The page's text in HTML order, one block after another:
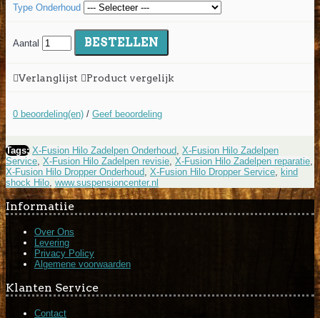
Type Onderhoud
Aantal BESTELLEN
Verlanglijst Product vergelijk
0 beoordeling(en) / Geef beoordeling
Tags: X-Fusion Hilo Zadelpen Onderhoud X-Fusion Hilo Zadelpen
Service X-Fusion Hilo Zadelpen revisie X-Fusion Hilo Zadelpen reparatie
X-Fusion Hilo Dropper Onderhoud X-Fusion Hilo Dropper Service kind
shock Hilo www.suspensioncenter.nl
Informatiie
Over Ons
Levering
Privacy Policy
Algemene voorwaarden
Klanten Service
Contact